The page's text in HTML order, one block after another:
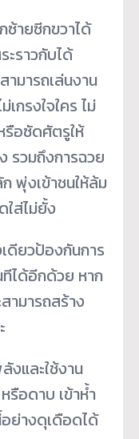
ซ้ายซีกขวาได้
ะราวกับได้
มารถเล่นงาน
กรงใจใคร ไม่
รือซัดศัตรูให้
รวมถึงการฉวย
พุ่งเข้าชนให้ล้ม
ส่ไม่ยั้ง
ดียวป้องกันการ
ได้อีกด้วย หาก
ามารถสร้าง
งและใช้งาน
รือดาบ เข้าห้ำ
ย่างดุเดือดได้